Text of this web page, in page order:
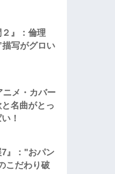
２』：倫理
描写がグロい
ニメ・カバー
名曲がとっ
！
』："おパン
こだわり破